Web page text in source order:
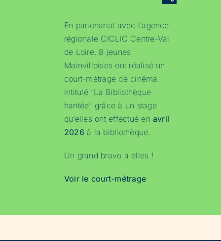
En partenariat avec l’agence
régionale CICLIC Centre-Val
de Loire, 8 jeunes
Mainvilloises ont réalisé un
court-métrage de cinéma
intitulé “La Bibliothèque
hantée” grâce à un stage
qu’elles ont effectué en avril
2026 à la bibliothèque.
Un grand bravo à elles !
Voir le court-métrage